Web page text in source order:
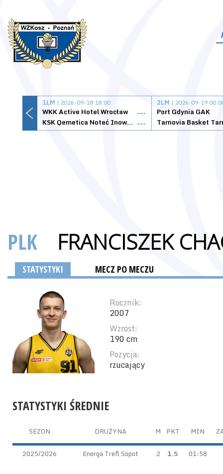
1LM | 2026-09-18 18:00
WKK Active Hotel Wrocław
---
KSK Qemetica Noteć Inowrocław ---
2LM | 2026-09-19
Port Gdynia GAK
PLK FRANCISZEK
STATYSTYKI MECZ PO MECZU
Rocznik:
2007
Wzrost:
190 cm
Pozycja:
rzucający
STATYSTYKI ŚREDNIE
SEZON DRUŻYNA M PKT MIN
2025/2026 Energa Trefl Sopot 2 1.5 01:58